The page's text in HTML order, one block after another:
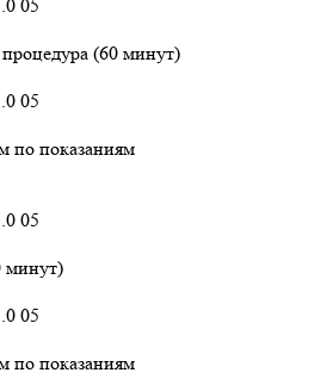
05
(60 минут)
05
по показаниям
05
минут)
05
по показаниям